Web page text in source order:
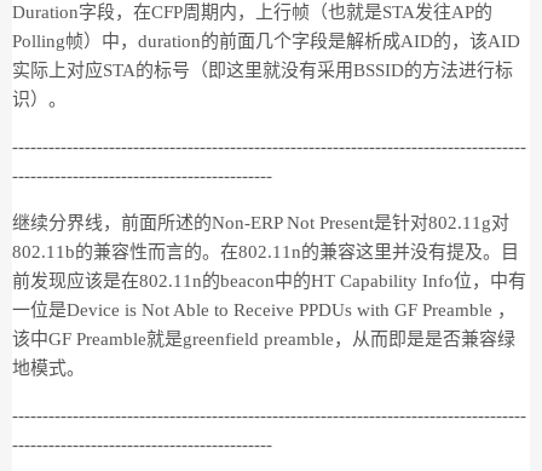
Duration字段，在CFP周期内，上行帧（也就是STA发往AP的
Polling帧）中，duration的前面几个字段是解析成AID的，该AID
实际上对应STA的标号（即这里就没有采用BSSID的方法进行标
识）。
-------------------------------------------------------------------------------------
-------------------------------------------
继续分界线，前面所述的Non-ERP Not Present是针对802.11g对
802.11b的兼容性而言的。在802.11n的兼容这里并没有提及。目
前发现应该是在802.11n的beacon中的HT Capability Info位，中有
一位是Device is Not Able to Receive PPDUs with GF Preamble ，
该中GF Preamble就是greenfield preamble，从而即是是否兼容绿
地模式。
-------------------------------------------------------------------------------------
-------------------------------------------